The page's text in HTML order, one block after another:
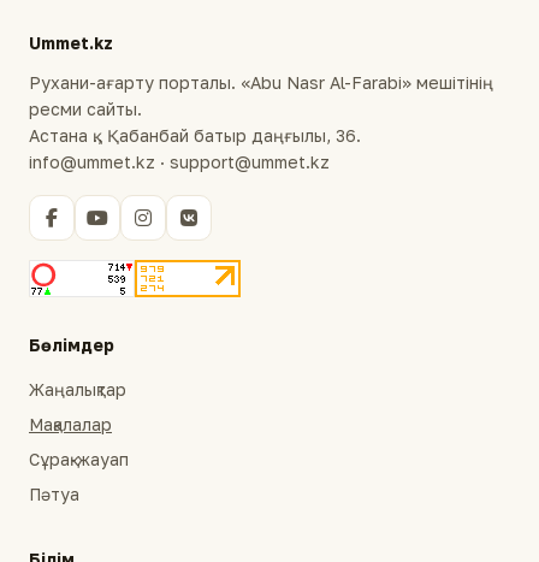
Ummet.kz
Рухани-ағарту порталы. «Abu Nasr Al-Farabi» мешітінің
ресми сайты.
Астана қ., Қабанбай батыр даңғылы, 36.
info@ummet.kz · support@ummet.kz
Бөлімдер
Жаңалықтар
Мақалалар
Сұрақ-жауап
Пәтуа